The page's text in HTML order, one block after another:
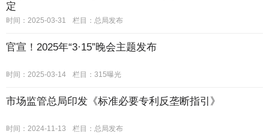
定
时间：2025-03-31 栏目： 总局发布
官宣！2025年“3·15”晚会主题发布
时间：2025-03-14 栏目： 315曝光
市场监管总局印发《标准必要专利反垄断指引》
时间：2024-11-13 栏目： 总局发布